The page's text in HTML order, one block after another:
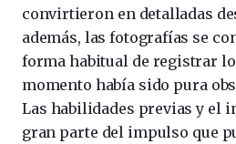
convirtieron en detalladas
además, las fotografías se
forma habitual de registrar lo
momento había sido pura
Las habilidades previas y el
gran parte del impulso que